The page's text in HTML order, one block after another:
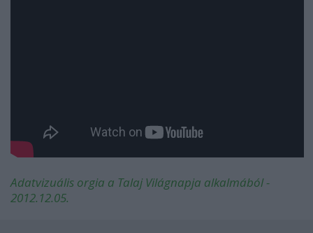
Adatvizuális orgia a Talaj Világnapja alkalmából -
2012.12.05.